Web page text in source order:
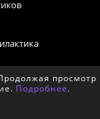
просмотр
Подробнее.